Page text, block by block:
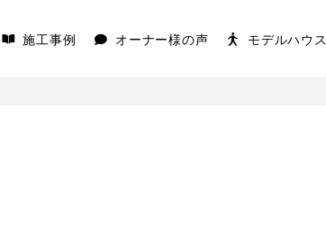
施工事例 オーナー様の声 モデルハウス